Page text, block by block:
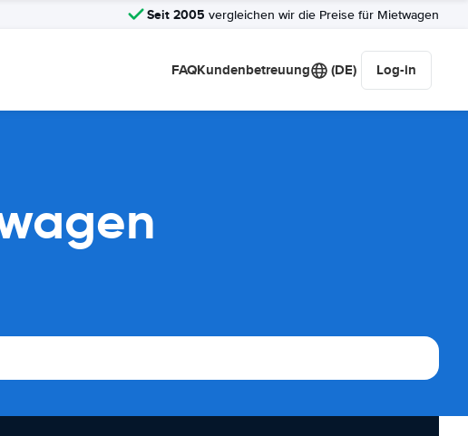
Seit 2005 vergleichen wir die Preise für Mietwagen
FAQKundenbetreuung (DE) Log-in